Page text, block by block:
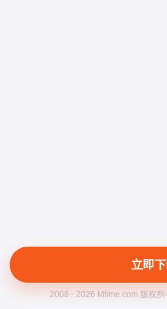
立即
2008 - 2026 Mtime.com 版权